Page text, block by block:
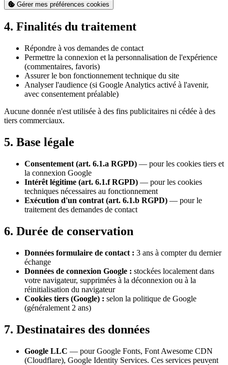
Gérer mes préférences cookies
4. Finalités du traitement
Répondre à vos demandes de contact
Permettre la connexion et la personnalisation de l'expérience
(commentaires, favoris)
Assurer le bon fonctionnement technique du site
Analyser l'audience (si Google Analytics activé à l'avenir,
avec consentement préalable)
Aucune donnée n'est utilisée à des fins publicitaires ni cédée à des
tiers commerciaux.
5. Base légale
Consentement (art. 6.1.a RGPD) — pour les cookies tiers et
la connexion Google
Intérêt légitime (art. 6.1.f RGPD) — pour les cookies
techniques nécessaires au fonctionnement
Exécution d'un contrat (art. 6.1.b RGPD) — pour le
traitement des demandes de contact
6. Durée de conservation
Données formulaire de contact : 3 ans à compter du dernier
échange
Données de connexion Google : stockées localement dans
votre navigateur, supprimées à la déconnexion ou à la
réinitialisation du navigateur
Cookies tiers (Google) : selon la politique de Google
(généralement 2 ans)
7. Destinataires des données
Google LLC — pour Google Fonts, Font Awesome CDN
(Cloudflare), Google Identity Services. Ces services peuvent